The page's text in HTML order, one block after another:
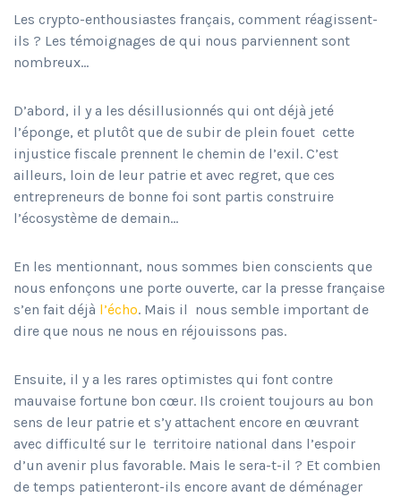
Les crypto-enthousiastes français, comment réagissent-
ils ? Les témoignages de qui nous parviennent sont
nombreux…
D’abord, il y a les désillusionnés qui ont déjà jeté
l’éponge, et plutôt que de subir de plein fouet cette
injustice fiscale prennent le chemin de l’exil. C’est
ailleurs, loin de leur patrie et avec regret, que ces
entrepreneurs de bonne foi sont partis construire
l’écosystème de demain…
En les mentionnant, nous sommes bien conscients que
nous enfonçons une porte ouverte, car la presse française
s’en fait déjà l’écho. Mais il nous semble important de
dire que nous ne nous en réjouissons pas.
Ensuite, il y a les rares optimistes qui font contre
mauvaise fortune bon cœur. Ils croient toujours au bon
sens de leur patrie et s’y attachent encore en œuvrant
avec difficulté sur le territoire national dans l’espoir
d’un avenir plus favorable. Mais le sera-t-il ? Et combien
de temps patienteront-ils encore avant de déménager